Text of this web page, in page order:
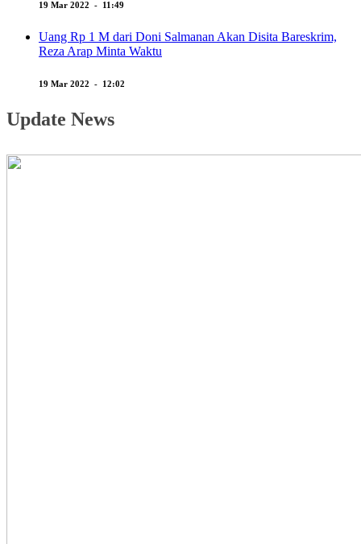
19 Mar 2022 - 11:49
Uang Rp 1 M dari Doni Salmanan Akan Disita Bareskrim,
Reza Arap Minta Waktu
19 Mar 2022 - 12:02
Update News